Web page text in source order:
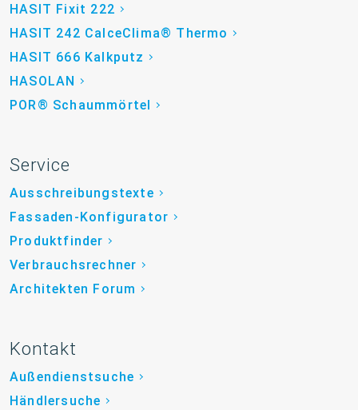
HASIT Fixit 222
HASIT 242 CalceClima® Thermo
HASIT 666 Kalkputz
HASOLAN
POR® Schaummörtel
Service
Ausschreibungstexte
Fassaden-Konfigurator
Produktfinder
Verbrauchsrechner
Architekten Forum
Kontakt
Außendienstsuche
Händlersuche